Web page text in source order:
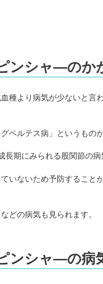
ンシャ―のか
種より病気が少ないと言
ペルテス病」というもの
長期にみられる股関節の病
いないため予防すること
どの病気も見られます。
ンシャ―の病